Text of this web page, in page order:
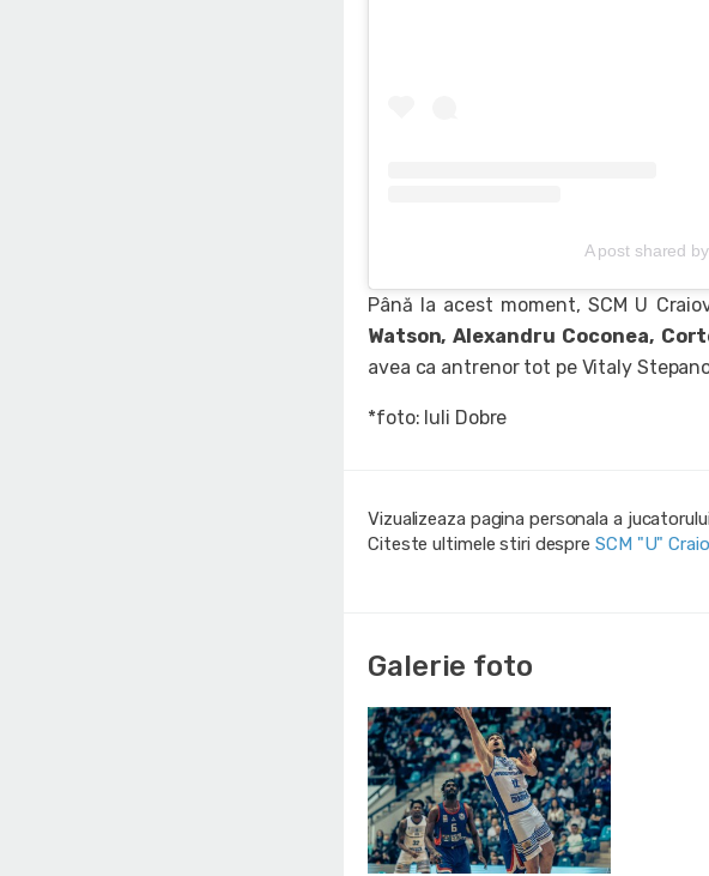
A post shared
Până la acest moment, SCM U
Watson, Alexandru Coconea,
avea ca antrenor tot pe Vitaly
*foto: Iuli Dobre
Vizualizeaza pagina personala a
Citeste ultimele stiri despre SCM "U"
Galerie foto